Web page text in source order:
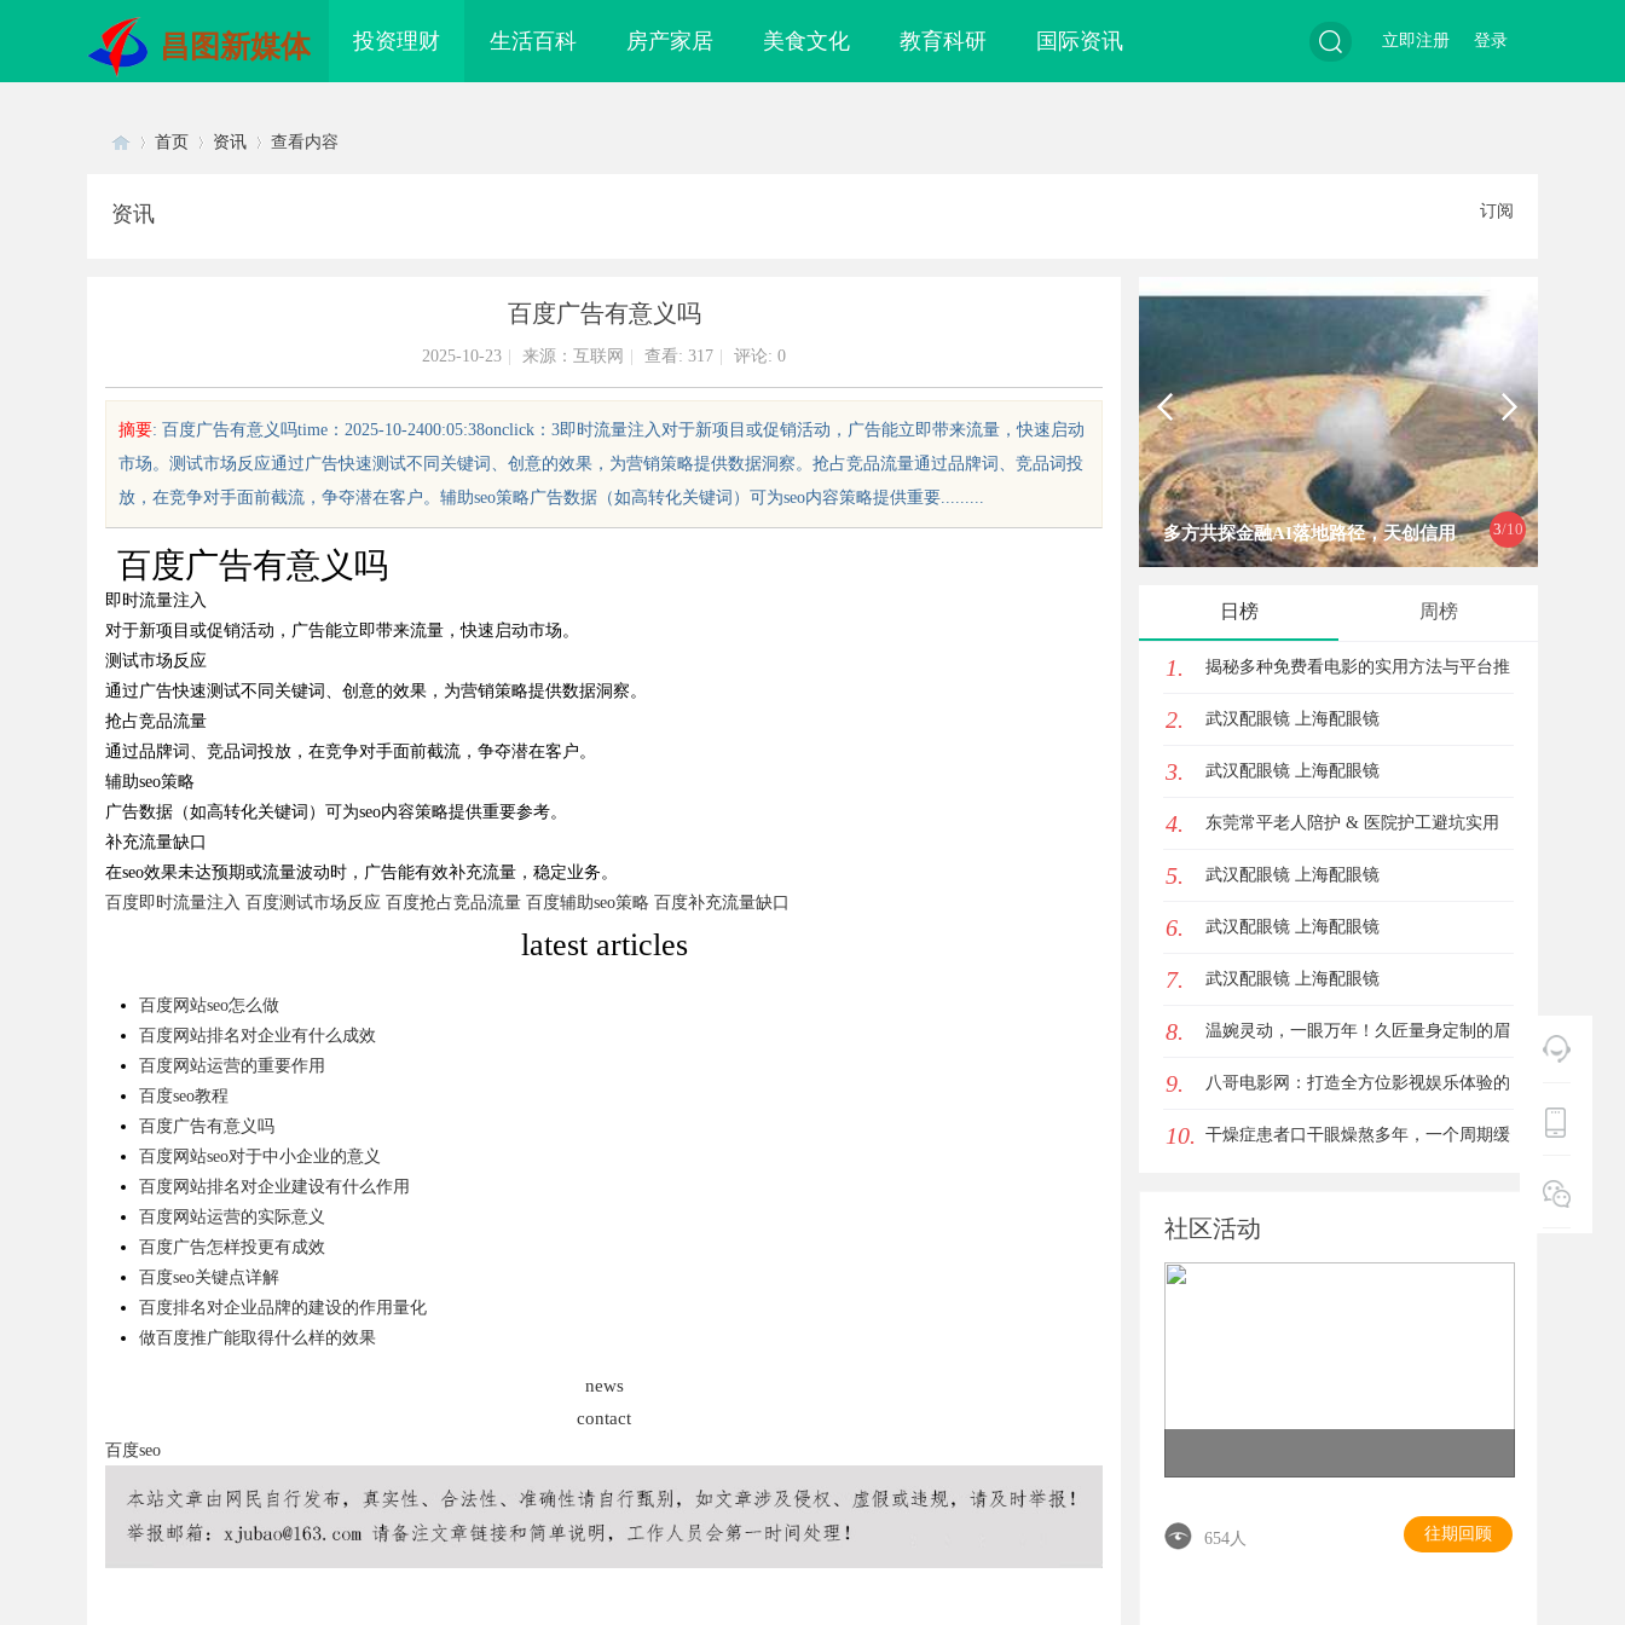
昌图新媒体 投资理财 生活百科 房产家居 美食文化 教育科研 国际资讯 登录
立即注册
sc
uz
Bo
ar
首页 资讯 查看内容
资讯 订阅
百度广告有意义吗
2025-10-23 来源：互联网 查看: 317 评论: 0
摘要: 百度广告有意义吗time：2025-10-2400:05:38onclick：3即时流量注入对于新项目或促销活动，广告能立即带来流量，快速启动
市场。测试市场反应通过广告快速测试不同关键词、创意的效果，为营销策略提供数据洞察。抢占竞品流量通过品牌词、竞品词投
放，在竞争对手面前截流，争夺潜在客户。辅助seo策略广告数据（如高转化关键词）可为seo内容策略提供重要.........
百度广告有意义吗
time： 2025-10-24 00:05:38
即时流量注入
对于新项目或促销活动，广告能立即带来流量，快速启动市场。
测试市场反应
通过广告快速测试不同关键词、创意的效果，为营销策略提供数据洞察。
抢占竞品流量
通过品牌词、竞品词投放，在竞争对手面前截流，争夺潜在客户。
辅助seo策略
广告数据（如高转化关键词）可为seo内容策略提供重要参考。
补充流量缺口
在seo效果未达预期或流量波动时，广告能有效补充流量，稳定业务。
百度即时流量注入 百度测试市场反应 百度抢占竞品流量 百度辅助seo策略 百度补充流量缺口
latest articles
百度网站seo怎么做
百度网站排名对企业有什么成效
百度网站运营的重要作用
百度seo教程
百度广告有意义吗
百度网站seo对于中小企业的意义
百度网站排名对企业建设有什么作用
百度网站运营的实际意义
百度广告怎样投更有成效
百度seo关键点详解
百度排名对企业品牌的建设的作用量化
做百度推广能取得什么样的效果
news
contact
百度seo
3/10
视：打造优质观影体验的行业 3d激光内雕机：精密雕刻与创新应用 武汉配眼镜 上海配眼镜 多方共探金融AI落地路径，天创信用
日榜 周榜
1. 揭秘多种免费看电影的实用方法与平台推
荐
2. 武汉配眼镜 上海配眼镜
3. 武汉配眼镜 上海配眼镜
4. 东莞常平老人陪护 & 医院护工避坑实用
指南
5. 武汉配眼镜 上海配眼镜
6. 武汉配眼镜 上海配眼镜
7. 武汉配眼镜 上海配眼镜
8. 温婉灵动，一眼万年！久匠量身定制的眉
眼唇，才是你整张脸的点睛之笔！淡颜系
女生的气质加分项
9. 八哥电影网：打造全方位影视娱乐体验的
平台解析
10. 干燥症患者口干眼燥熬多年，一个周期缓
回津液
社区活动
654人 往期回顾